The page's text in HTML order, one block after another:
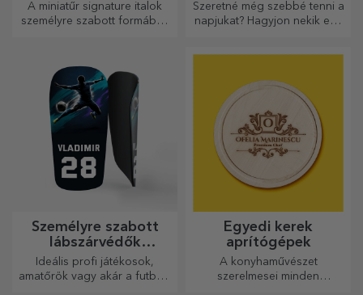
A miniatűr signature italok
személyre szabott formában
Szeretné még szebbé tenni a
napjukat? Hagyjon nekik egy
Személyre szabott
lábszárvédők
futballhoz
Ideális profi játékosok,
amatőrök vagy akár a futballt
Egyedi kerek
aprítógépek
A konyhaművészet
szerelmesei minden